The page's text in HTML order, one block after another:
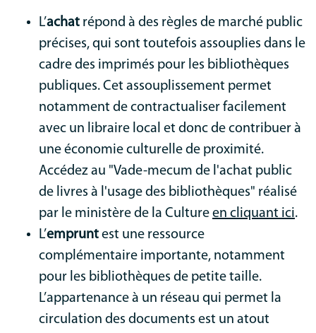
L’achat répond à des règles de marché public
précises, qui sont toutefois assouplies dans le
cadre des imprimés pour les bibliothèques
publiques. Cet assouplissement permet
notamment de contractualiser facilement
avec un libraire local et donc de contribuer à
une économie culturelle de proximité.
Accédez au "Vade-mecum de l'achat public
de livres à l'usage des bibliothèques" réalisé
par le ministère de la Culture en cliquant ici.
L’emprunt est une ressource
complémentaire importante, notamment
pour les bibliothèques de petite taille.
L’appartenance à un réseau qui permet la
circulation des documents est un atout